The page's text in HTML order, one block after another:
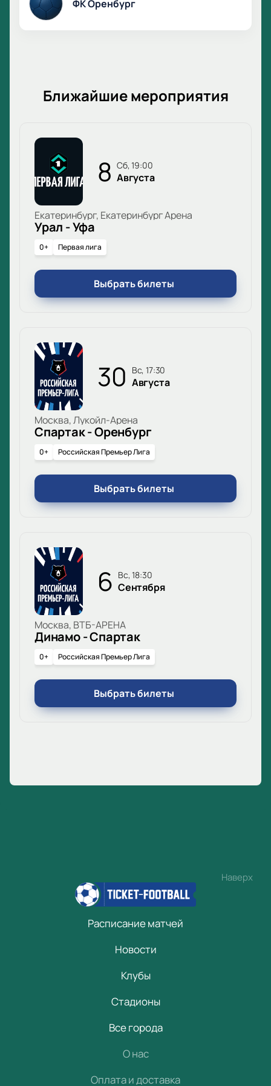
команду в борьбе за Кубок России. Ваши эмоции и
поддержка могут стать решающими в этом важном
ФК Оренбург
Ближайшие мероприятия
8 сб, 19:00
Августа
Екатеринбург, Екатеринбург Арена
Урал - Уфа
0+ Первая лига
Выбрать билеты
30 вс, 17:30
Августа
Москва, Лукойл-Арена
Спартак - Оренбург
0+ Российская Премьер Лига
Выбрать билеты
6 вс, 18:30
Сентября
Москва, ВТБ-АРЕНА
Динамо - Спартак
0+ Российская Премьер Лига
Выбрать билеты
Наверх
Расписание матчей
Новости
Клубы
Стадионы
Все города
О нас
Оплата и доставка